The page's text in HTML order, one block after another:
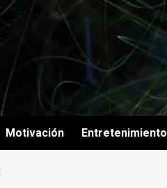
Motivación Entretenimiento